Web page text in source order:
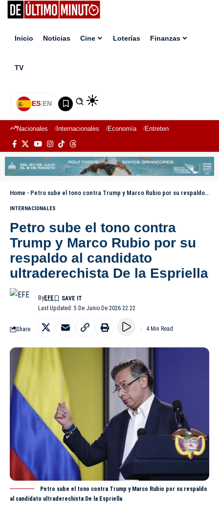
Inicio Noticias Cine Loterías Finanzas
TV
ES|EN
Nacionales Internacionales Economía Entretenimiento
Home - Petro sube el tono contra Trump y Marco Rubio por su respaldo al candidato ultraderechista De la Espriella
INTERNACIONALES
Petro sube el tono contra
Trump y Marco Rubio por su
respaldo al candidato
ultraderechista De la Espriella
Last Updated: 5 De Junio De 2026 22:22
ByEFE
Share 4 Min Read
Petro sube el tono contra Trump y Marco Rubio por su respaldo
al candidato ultraderechista De la Espriella